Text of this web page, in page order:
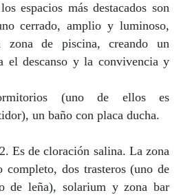
espacios más destacados son
cerrado, amplio y luminoso,
de piscina, creando un
el descanso y la convivencia y
(uno de ellos es
un baño con placa ducha.
Es de cloración salina. La zona
completo, dos trasteros (uno de
de leña), solarium y zona bar